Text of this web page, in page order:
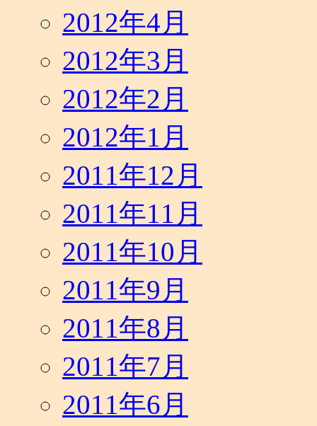
2012年4月
2012年3月
2012年2月
2012年1月
2011年12月
2011年11月
2011年10月
2011年9月
2011年8月
2011年7月
2011年6月